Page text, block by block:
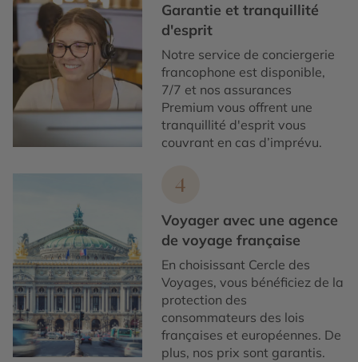
Garantie et tranquillité
d'esprit
Notre service de conciergerie
francophone est disponible,
7/7 et nos assurances
Premium vous offrent une
tranquillité d'esprit vous
couvrant en cas d’imprévu.
4
Voyager avec une agence
de voyage française
En choisissant Cercle des
Voyages, vous bénéficiez de la
protection des
consommateurs des lois
françaises et européennes. De
plus, nos prix sont garantis.